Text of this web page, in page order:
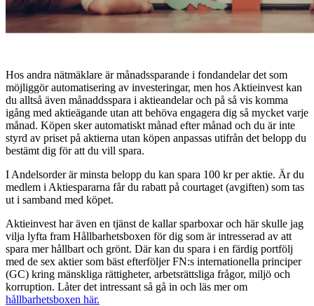
Hos andra nätmäklare är månadssparande i fondandelar det som
möjliggör automatisering av investeringar, men hos Aktieinvest kan
du alltså även månaddsspara i aktieandelar och på så vis komma
igång med aktieägande utan att behöva engagera dig så mycket varje
månad. Köpen sker automatiskt månad efter månad och du är inte
styrd av priset på aktierna utan köpen anpassas utifrån det belopp du
bestämt dig för att du vill spara.
I Andelsorder är minsta belopp du kan spara 100 kr per aktie. Är du
medlem i Aktiespararna får du rabatt på courtaget (avgiften) som tas
ut i samband med köpet.
Aktieinvest har även en tjänst de kallar sparboxar och här skulle jag
vilja lyfta fram Hållbarhetsboxen för dig som är intresserad av att
spara mer hållbart och grönt. Där kan du spara i en färdig portfölj
med de sex aktier som bäst efterföljer FN:s internationella principer
(GC) kring mänskliga rättigheter, arbetsrättsliga frågor, miljö och
korruption. Låter det intressant så gå in och läs mer om
hållbarhetsboxen här.